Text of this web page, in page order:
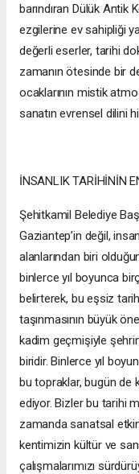
barındıran Dülük Antik
ezgilerine ev sahipliği
değerli eserler, tarihi
zamanın ötesinde bir
ocaklarının mistik
sanatın evrensel dilini
İNSANLIK TARİHİNİN
Şehitkamil Belediye
Gaziantep’in değil,
alanlarından biri
binlerce yıl boyunca
belirterek, bu eşsiz
taşınmasının büyük
kadim geçmişiyle
biridir. Binlerce yıl
bu topraklar, bugün de
ediyor. Bizler bu tarihi
zamanda sanatsal
kentimizin kültür ve
çalışmalarımızı